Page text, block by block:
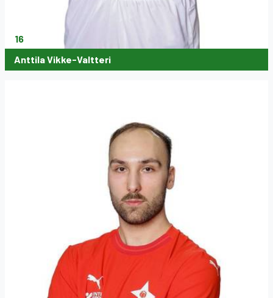
16
Anttila Vikke-Valtteri